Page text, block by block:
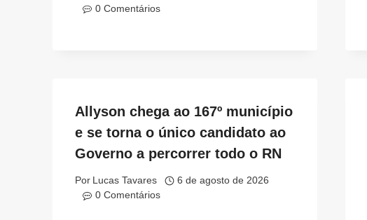
0 Comentários
Allyson chega ao 167º município
e se torna o único candidato ao
Governo a percorrer todo o RN
Por Lucas Tavares
6 de agosto de 2026
0 Comentários